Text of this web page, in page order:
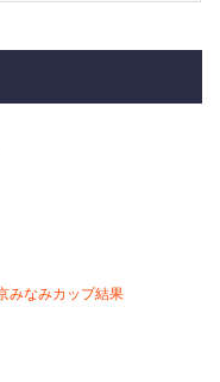
みなみカップ結果